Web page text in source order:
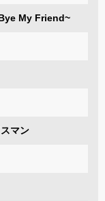
My Friend~
マン